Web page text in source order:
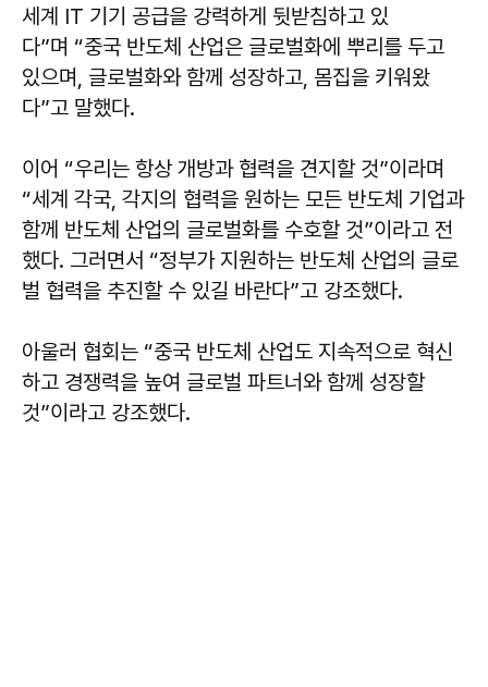
세계 IT 기기 공급을 강력하게 뒷받침하고 있
다”며 “중국 반도체 산업은 글로벌화에 뿌리를 두고
있으며, 글로벌화와 함께 성장하고, 몸집을 키워왔
다”고 말했다.
이어 “우리는 항상 개방과 협력을 견지할 것”이라며
“세계 각국, 각지의 협력을 원하는 모든 반도체 기업과
함께 반도체 산업의 글로벌화를 수호할 것”이라고 전
했다. 그러면서 “정부가 지원하는 반도체 산업의 글로
벌 협력을 추진할 수 있길 바란다”고 강조했다.
아울러 협회는 “중국 반도체 산업도 지속적으로 혁신
하고 경쟁력을 높여 글로벌 파트너와 함께 성장할
것”이라고 강조했다.